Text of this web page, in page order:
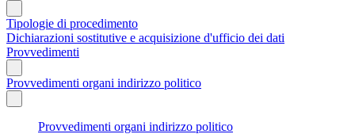
Tipologie di procedimento
Dichiarazioni sostitutive e acquisizione d'ufficio dei dati
Provvedimenti
Provvedimenti organi indirizzo politico
Provvedimenti organi indirizzo politico